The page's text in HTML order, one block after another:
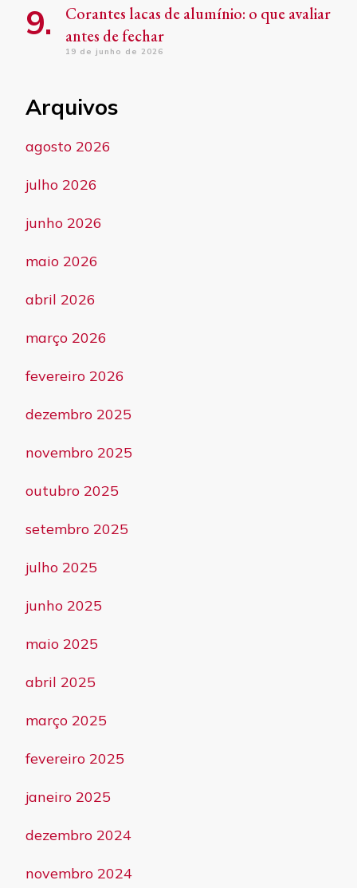
Corantes lacas de alumínio: o que avaliar
antes de fechar
19 de junho de 2026
Arquivos
agosto 2026
julho 2026
junho 2026
maio 2026
abril 2026
março 2026
fevereiro 2026
dezembro 2025
novembro 2025
outubro 2025
setembro 2025
julho 2025
junho 2025
maio 2025
abril 2025
março 2025
fevereiro 2025
janeiro 2025
dezembro 2024
novembro 2024